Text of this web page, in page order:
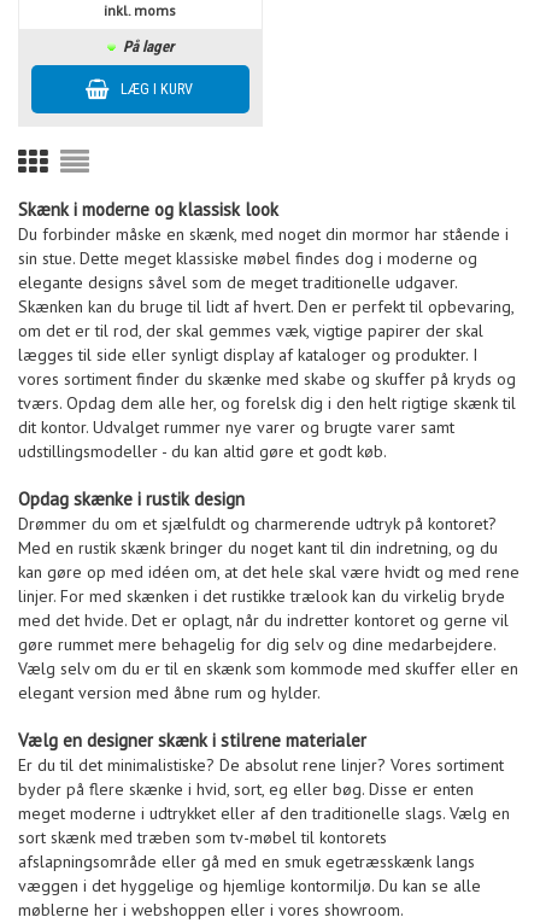
inkl. moms
På lager
Skænk i moderne og klassisk look
Du forbinder måske en skænk, med noget din mormor har stående i
sin stue. Dette meget klassiske møbel findes dog i moderne og
elegante designs såvel som de meget traditionelle udgaver.
Skænken kan du bruge til lidt af hvert. Den er perfekt til opbevaring,
om det er til rod, der skal gemmes væk, vigtige papirer der skal
lægges til side eller synligt display af kataloger og produkter. I
vores sortiment finder du skænke med skabe og skuffer på kryds og
tværs. Opdag dem alle her, og forelsk dig i den helt rigtige skænk til
dit kontor. Udvalget rummer nye varer og brugte varer samt
udstillingsmodeller - du kan altid gøre et godt køb.
Opdag skænke i rustik design
Drømmer du om et sjælfuldt og charmerende udtryk på kontoret?
Med en rustik skænk bringer du noget kant til din indretning, og du
kan gøre op med idéen om, at det hele skal være hvidt og med rene
linjer. For med skænken i det rustikke trælook kan du virkelig bryde
med det hvide. Det er oplagt, når du indretter kontoret og gerne vil
gøre rummet mere behagelig for dig selv og dine medarbejdere.
Vælg selv om du er til en skænk som kommode med skuffer eller en
elegant version med åbne rum og hylder.
Vælg en designer skænk i stilrene materialer
Er du til det minimalistiske? De absolut rene linjer? Vores sortiment
byder på flere skænke i hvid, sort, eg eller bøg. Disse er enten
meget moderne i udtrykket eller af den traditionelle slags. Vælg en
sort skænk med træben som tv-møbel til kontorets
afslapningsområde eller gå med en smuk egetræsskænk langs
væggen i det hyggelige og hjemlige kontormiljø. Du kan se alle
møblerne her i webshoppen eller i vores showroom.